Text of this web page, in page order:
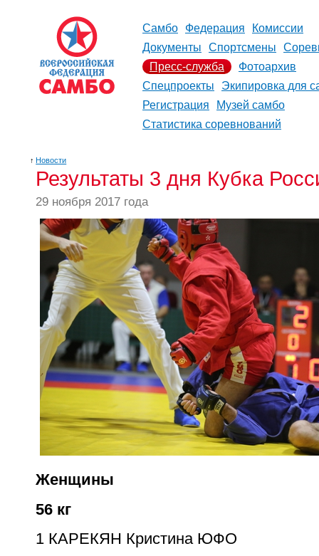
Самбо Федерация
Комиссии
Документы
Спортсмены
Пресс-служба
Фотоархив
Спецпроекты
Экипировка для
Регистрация
Музей самбо
Статистика соревнований
↑ Новости
Результаты 3 дня Кубка
29 ноября 2017 года
Женщины
56 кг
1 КАРЕКЯН Кристина ЮФО